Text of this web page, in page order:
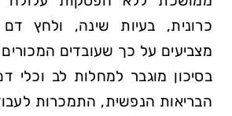
כרונית, בעיות שינה, ולחץ
מצביעים על כך שעובדים
בסיכון מוגבר למחלות לב וכלי
הבריאות הנפשית, התמכרות